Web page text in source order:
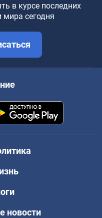
в курсе последних
мира сегодня
новости